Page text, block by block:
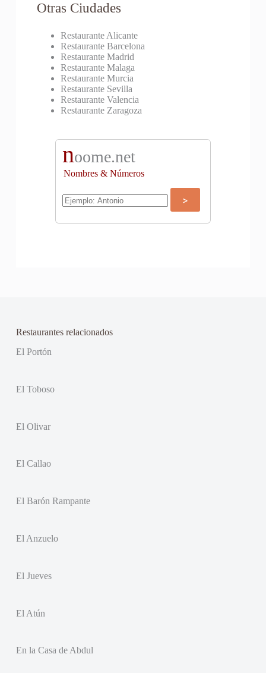
Otras Ciudades
Restaurante Alicante
Restaurante Barcelona
Restaurante Madrid
Restaurante Malaga
Restaurante Murcia
Restaurante Sevilla
Restaurante Valencia
Restaurante Zaragoza
noome.net
Nombres & Números
Restaurantes relacionados
El Portón
El Toboso
El Olivar
El Callao
El Barón Rampante
El Anzuelo
El Jueves
El Atún
En la Casa de Abdul